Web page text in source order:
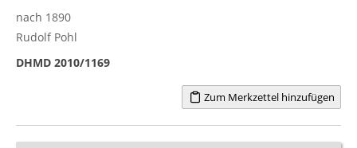
nach 1890
Rudolf Pohl
DHMD 2010/1169
Zum Merkzettel hinzufügen